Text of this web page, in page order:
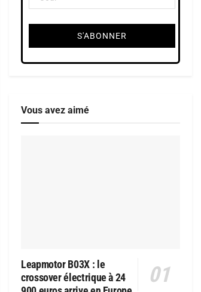
Vous avez aimé
Leapmotor B03X : le
crossover électrique à 24